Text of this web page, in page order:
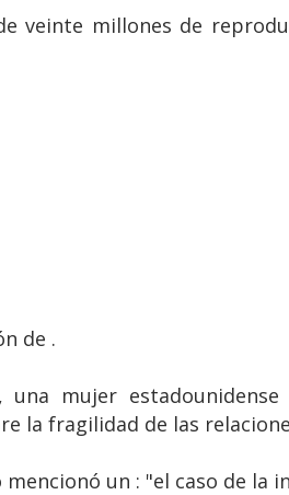
veinte millones de
de .
una mujer
la fragilidad de las
mencionó un : "el caso de la